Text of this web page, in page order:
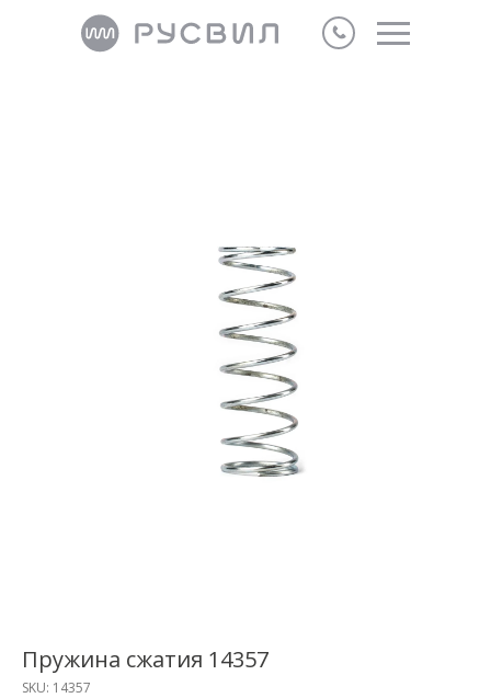
Пружина сжатия 14357
SKU: 14357